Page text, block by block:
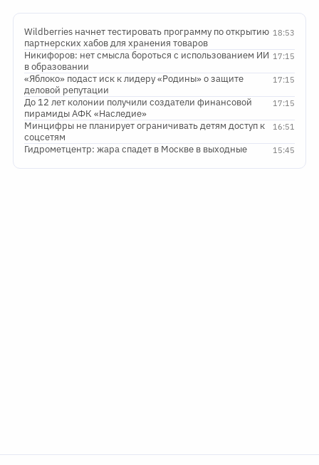
18:53
Wildberries начнет тестировать программу по открытию
партнерских хабов для хранения товаров
17:15
Никифоров: нет смысла бороться с использованием ИИ
в образовании
17:15
«Яблоко» подаст иск к лидеру «Родины» о защите
деловой репутации
17:15
До 12 лет колонии получили создатели финансовой
пирамиды АФК «Наследие»
16:51
Минцифры не планирует ограничивать детям доступ к
соцсетям
15:45
Гидрометцентр: жара спадет в Москве в выходные